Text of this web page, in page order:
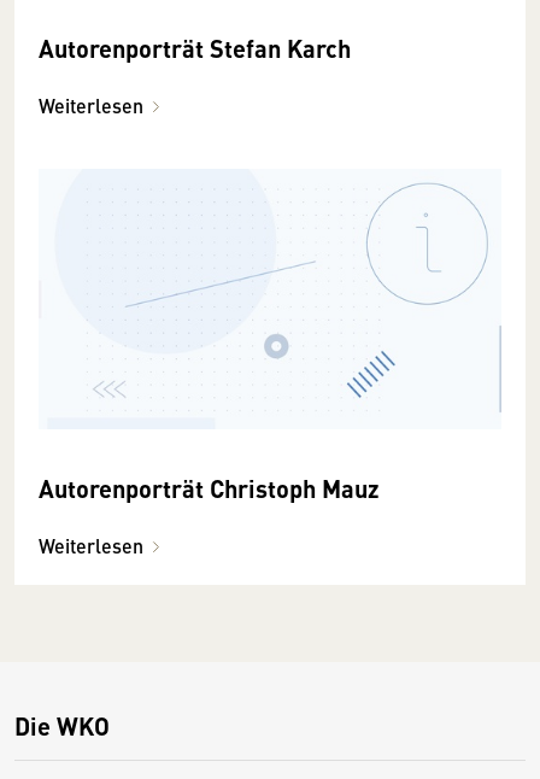
Autorenporträt Stefan Karch
Weiterlesen
Autorenporträt Christoph Mauz
Weiterlesen
Die WKO